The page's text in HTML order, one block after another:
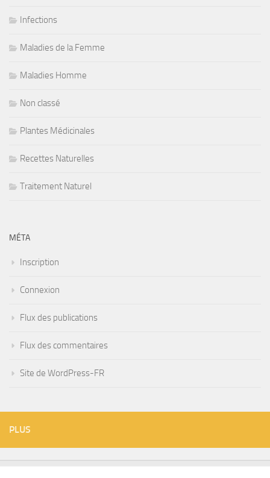
Infections
Maladies de la Femme
Maladies Homme
Non classé
Plantes Médicinales
Recettes Naturelles
Traitement Naturel
MÉTA
Inscription
Connexion
Flux des publications
Flux des commentaires
Site de WordPress-FR
PLUS